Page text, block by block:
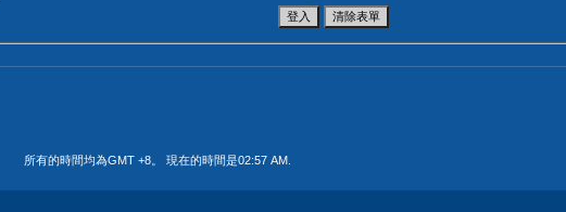
所有的時間均為GMT +8。 現在的時間是02:57 AM